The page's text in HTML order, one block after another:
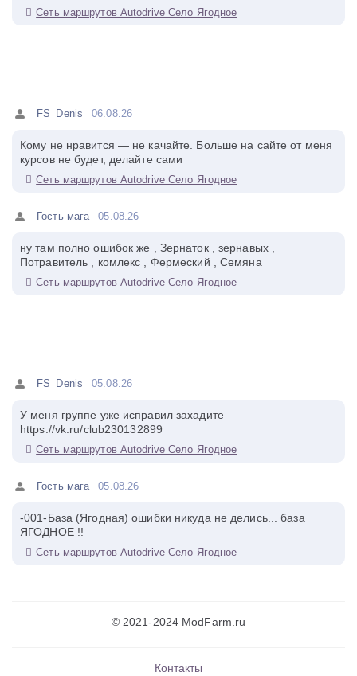
Сеть маршрутов Autodrive Село Ягодное
FS_Denis 06.08.26
Кому не нравится — не качайте. Больше на сайте от меня
курсов не будет, делайте сами
Сеть маршрутов Autodrive Село Ягодное
Гость мага 05.08.26
ну там полно ошибок же , Зернаток , зернавых ,
Потравитель , комлекс , Фермеский , Семяна
Сеть маршрутов Autodrive Село Ягодное
FS_Denis 05.08.26
У меня группе уже исправил захадите
https://vk.ru/club230132899
Сеть маршрутов Autodrive Село Ягодное
Гость мага 05.08.26
-001-База (Ягодная) ошибки никуда не делись... база
ЯГОДНОЕ !!
Сеть маршрутов Autodrive Село Ягодное
© 2021-2024 ModFarm.ru
Контакты